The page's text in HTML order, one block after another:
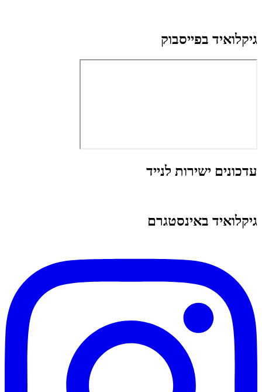
גיקלואיד בפייסבוק
עדכונים ישירות לנייד
גיקלואיד באינסטגרם